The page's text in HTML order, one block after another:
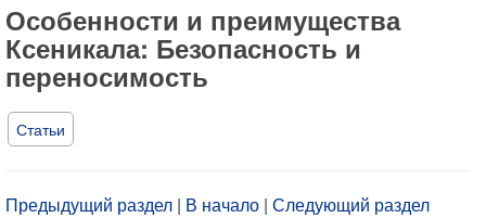
Особенности и преимущества
Ксеникала: Безопасность и
переносимость
Статьи
Предыдущий раздел | В начало | Следующий раздел